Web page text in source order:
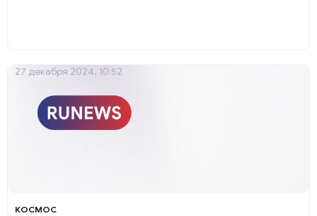
КОСМОС
27 декабря 2024, 10:52